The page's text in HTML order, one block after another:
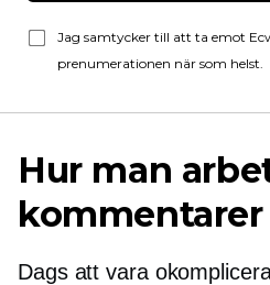
Jag samtycker till att ta emot
prenumerationen när som helst.
Hur man
kommentarer
Dags att vara